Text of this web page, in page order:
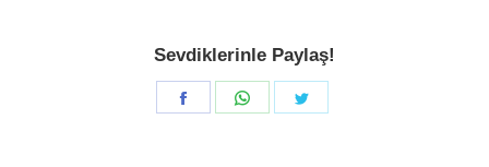
Sevdiklerinle Paylaş!
Share
Share